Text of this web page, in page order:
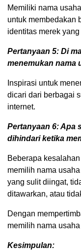
Memiliki nama
untuk membedakan
identitas merek yang
Pertanyaan 5: Di
menemukan nama
Inspirasi untuk
dicari dari berbagai
internet.
Pertanyaan 6: Apa
dihindari ketika
Beberapa
memilih nama
yang sulit diingat,
ditawarkan, atau
Dengan
memilih nama
Kesimpulan: